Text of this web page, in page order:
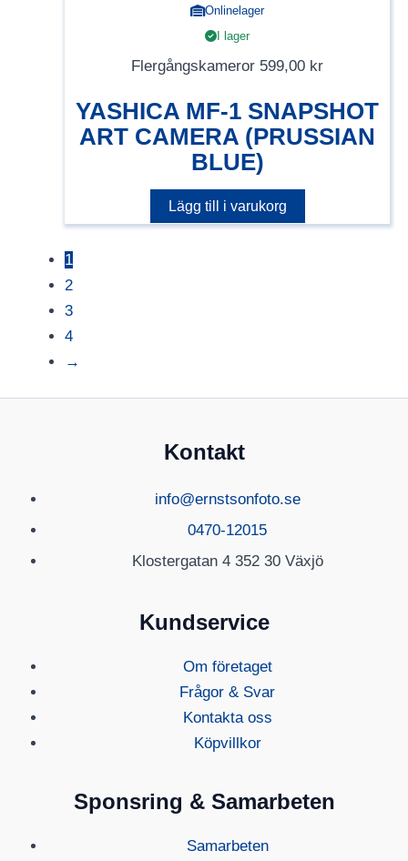
Onlinelager
I lager
Flergångskameror 599,00 kr
YASHICA MF-1 SNAPSHOT
ART CAMERA (PRUSSIAN
BLUE)
Lägg till i varukorg
1
2
3
4
→
Kontakt
info@ernstsonfoto.se
0470-12015
Klostergatan 4 352 30 Växjö
Kundservice
Om företaget
Frågor & Svar
Kontakta oss
Köpvillkor
Sponsring & Samarbeten
Samarbeten